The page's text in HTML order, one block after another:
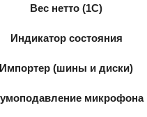
Вес нетто (1С)
Индикатор состояния
Импортер (шины и диски)
микрофона